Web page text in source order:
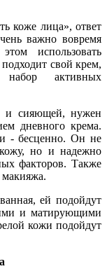
коже лица», ответ
важно вовремя
использовать
свой крем,
набор активных
и сияющей, нужен
дневного крема.
- бесценно. Он не
кожу, но и надежно
факторов. Также
макияжа.
ей подойдут
и матирующими
кожи подойдут